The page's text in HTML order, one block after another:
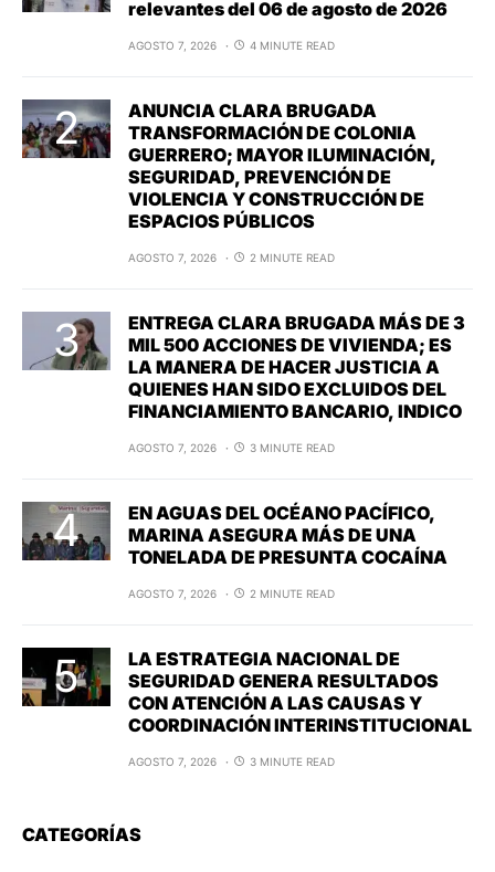
relevantes del 06 de agosto de 2026
AGOSTO 7, 2026 4 MINUTE READ
ANUNCIA CLARA BRUGADA
TRANSFORMACIÓN DE COLONIA
GUERRERO; MAYOR ILUMINACIÓN,
SEGURIDAD, PREVENCIÓN DE
VIOLENCIA Y CONSTRUCCIÓN DE
ESPACIOS PÚBLICOS
AGOSTO 7, 2026 2 MINUTE READ
ENTREGA CLARA BRUGADA MÁS DE 3
MIL 500 ACCIONES DE VIVIENDA; ES
LA MANERA DE HACER JUSTICIA A
QUIENES HAN SIDO EXCLUIDOS DEL
FINANCIAMIENTO BANCARIO, INDICO
AGOSTO 7, 2026 3 MINUTE READ
EN AGUAS DEL OCÉANO PACÍFICO,
MARINA ASEGURA MÁS DE UNA
TONELADA DE PRESUNTA COCAÍNA
AGOSTO 7, 2026 2 MINUTE READ
LA ESTRATEGIA NACIONAL DE
SEGURIDAD GENERA RESULTADOS
CON ATENCIÓN A LAS CAUSAS Y
COORDINACIÓN INTERINSTITUCIONAL
AGOSTO 7, 2026 3 MINUTE READ
CATEGORÍAS